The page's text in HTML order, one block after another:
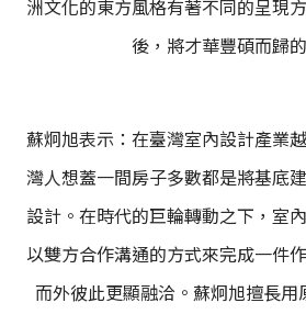
洲文化的東方風格有著不同的呈現
後，將才華豐碩而歸
蘇炯旭表示：在臺灣室內設計產業
灣人想蓋一間房子多數都是將基底
設計。在時代的巨輪轉動之下，室
以雙方合作溝通的方式來完成一件
而外彼此更顯融洽。蘇炯旭擅長用